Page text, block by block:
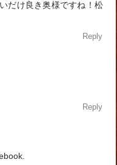
だけ良き奥様ですね！松
Reply
Reply